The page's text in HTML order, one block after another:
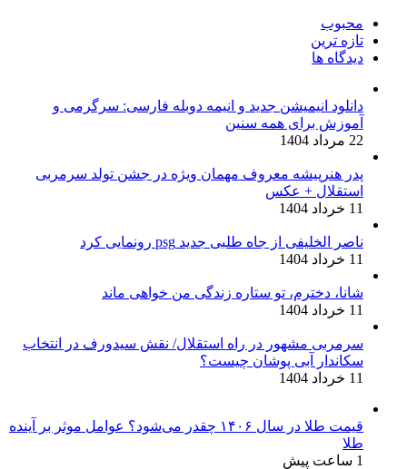
محبوب
تازه ترین
دیدگاه ها
دانلود انیمیشن جدید و انیمه دوبله فارسی: سرگرمی و
آموزش برای همه سنین
22 مرداد 1404
پدر هنرپیشه معروف مهمان ویژه در جشن تولد سرمربی
استقلال + عکس
11 خرداد 1404
ناصر الخلیفی از جاه طلبی جدید psg رونمایی کرد
11 خرداد 1404
شانا، دخترم، تو ستاره زندگی من خواهی ماند
11 خرداد 1404
سرمربی مشهور در راه استقلال/ نقش سیدورف در انتخاب
سکاندار آبی پوشان چیست؟
11 خرداد 1404
قیمت طلا در سال ۱۴۰۶ چقدر می‌شود؟ عوامل موثر بر آینده
طلا
1 ساعت پیش